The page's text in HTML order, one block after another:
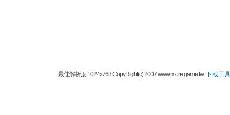
最佳解析度 1024x768 CopyRight(c) 2007 www.more.game.tw下載工